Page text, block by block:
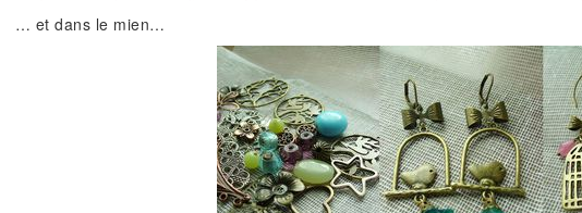
… et dans le mien…